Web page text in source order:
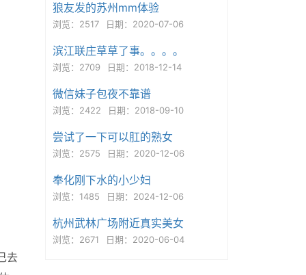
去
狼友发的苏州mm体验
浏览：2517 日期：2020-07-06
滨江联庄草草了事。。。。
浏览：2709 日期：2018-12-14
微信妹子包夜不靠谱
浏览：2422 日期：2018-09-10
尝试了一下可以肛的熟女
浏览：2575 日期：2020-12-06
奉化刚下水的小少妇
浏览：1485 日期：2024-12-06
杭州武林广场附近真实美女
浏览：2671 日期：2020-06-04